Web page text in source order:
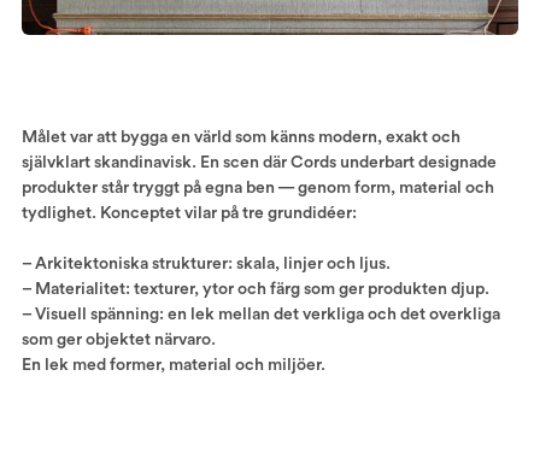
Målet var att bygga en värld som känns modern, exakt och
självklart skandinavisk. En scen där Cords underbart designade
produkter står tryggt på egna ben — genom form, material och
tydlighet. Konceptet vilar på tre grundidéer:
– Arkitektoniska strukturer: skala, linjer och ljus.
– Materialitet: texturer, ytor och färg som ger produkten djup.
– Visuell spänning: en lek mellan det verkliga och det overkliga
som ger objektet närvaro.
En lek med former, material och miljöer.